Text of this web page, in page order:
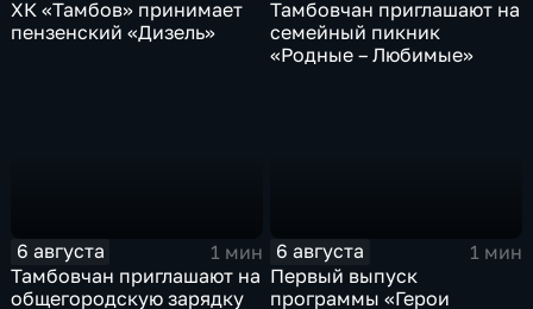
ХК «Тамбов» принимает
пензенский «Дизель»
Тамбовчан приглашают на
семейный пикник
«Родные – Любимые»
6 августа
1 мин
Тамбовчан приглашают на
общегородскую зарядку
6 августа
1 мин
Первый выпуск
программы «Герои